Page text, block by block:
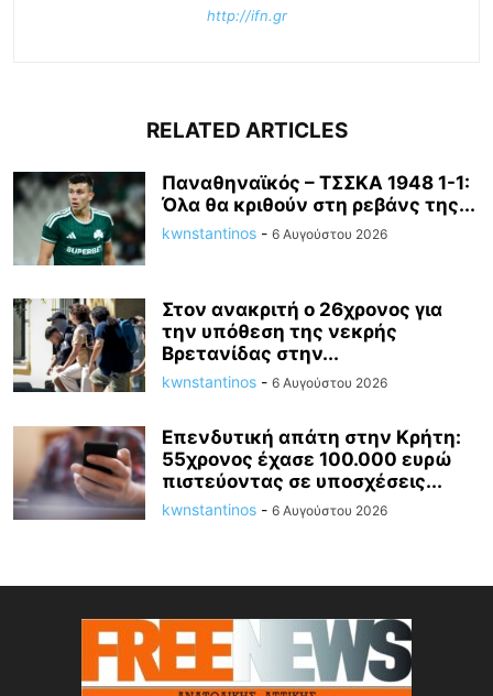
http://ifn.gr
RELATED ARTICLES
Παναθηναϊκός – ΤΣΣΚΑ 1948 1-1:
Όλα θα κριθούν στη ρεβάνς της...
kwnstantinos - 6 Αυγούστου 2026
Στον ανακριτή ο 26χρονος για
την υπόθεση της νεκρής
Βρετανίδας στην...
kwnstantinos - 6 Αυγούστου 2026
Επενδυτική απάτη στην Κρήτη:
55χρονος έχασε 100.000 ευρώ
πιστεύοντας σε υποσχέσεις...
kwnstantinos - 6 Αυγούστου 2026